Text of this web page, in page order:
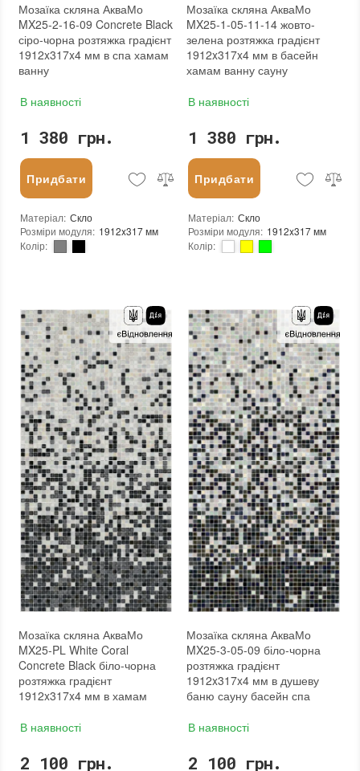
Мозаїка скляна АкваМо
MX25-2-16-09 Concrete Black
сіро-чорна розтяжка градієнт
1912x317x4 мм в спа хамам
ванну
В наявності
1 380 грн.
Придбати
Матеріал: Скло
Розміри модуля: 1912x317 мм
Колір:
Краї чіпа: Округлі
Форма чіпа: Квадратна
Текстура (особливості):
Градієнт, Мікс, Однобарвна
Вага (брутто): 4.35 кг
Основа : Папір, Сітка
Призначення
В інтер'єрі, Для лазні, Для басейну, Для ванної кімнати та туалету, Для вітальні, Для душової, Для кухні, Для спальні, Для фартуха, Для фасаду, Для хамама
Кількість модулів у упаковці:
3,333 шт.
Вага модуля: 4,35
Розмір чіпа 24x24 мм
Товщина чіпа: 4 мм
Площа модуля: 0,6 м²
Країна виробника: Україна
Бренд: AquaMo
Тип поверхні:
Рельєфна, Глянцева, Гладка
: новий
Мозаїка скляна АкваМо
MX25-1-05-11-14 жовто-
зелена розтяжка градієнт
1912x317x4 мм в басейн
хамам ванну сауну
В наявності
1 380 грн.
Придбати
Матеріал: Скло
Розміри модуля: 1912x317 мм
Колір:
Краї чіпа: Округлі
Форма чіпа Квадратна
Текстура (особливості):
Градієнт, Мікс, Однобарвна
Вага (брутто): 4.35 кг
Основа: Папір, Сітка
Призначення:
В інтер'єрі, Для лазні, Для басейну, Для ванної кімнати та туалету, Для вітальні, Для душової, Для кухні, Для спальні, Для фартуха, Для фасаду, Для хамама
Кількість модулів у упаковці:
3,333 шт.
Вага модуля: 4,35
Розмір чіпа: 24x24 мм
Товщина чіпа: 4 мм
Площа модуля: 0,6 м²
Країна виробника: Україна
Бренд: AquaMo
Тип поверхні: Глянцева, Гладка
: новий
Мозаїка скляна АкваМо
MX25-PL White Coral
Concrete Black біло-чорна
розтяжка градієнт
1912x317x4 мм в хамам
В наявності
2 100 грн.
Мозаїка скляна АкваМо
MX25-3-05-09 біло-чорна
розтяжка градієнт
1912x317x4 мм в душеву
баню сауну басейн спа
В наявності
2 100 грн.